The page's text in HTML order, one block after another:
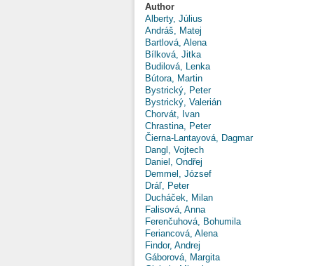
Author
Alberty, Július
Andráš, Matej
Bartlová, Alena
Bílková, Jitka
Budilová, Lenka
Bútora, Martin
Bystrický, Peter
Bystrický, Valerián
Chorvát, Ivan
Chrastina, Peter
Čierna-Lantayová, Dagmar
Dangl, Vojtech
Daniel, Ondřej
Demmel, József
Dráľ, Peter
Ducháček, Milan
Falisová, Anna
Ferenčuhová, Bohumila
Feriancová, Alena
Findor, Andrej
Gáborová, Margita